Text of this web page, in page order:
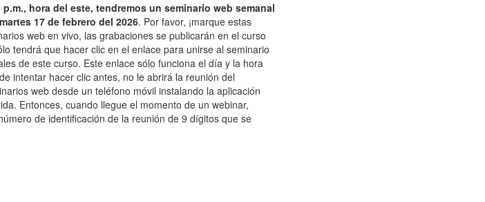
hora del este, tendremos un seminario web semanal
17 de febrero del 2026. Por favor, ¡marque estas
web en vivo, las grabaciones se publicarán en el curso
tendrá que hacer clic en el enlace para unirse al seminario
de este curso. Este enlace sólo funciona el día y la hora
intentar hacer clic antes, no le abrirá la reunión del
web desde un teléfono móvil instalando la aplicación
Entonces, cuando llegue el momento de un webinar,
de identificación de la reunión de 9 dígitos que se